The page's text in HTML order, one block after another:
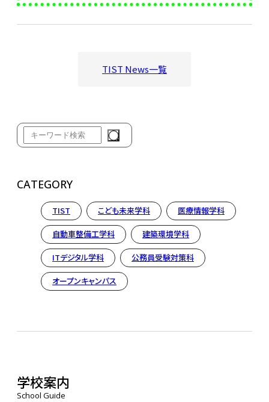
TIST News一覧
CATEGORY
TIST こども未来学科 医療情報学科
自動車整備工学科 建築環境学科
ITデジタル学科 公務員受験対策科
オープンキャンパス
学校案内
School Guide